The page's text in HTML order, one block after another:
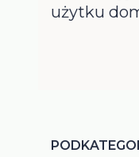
użytku